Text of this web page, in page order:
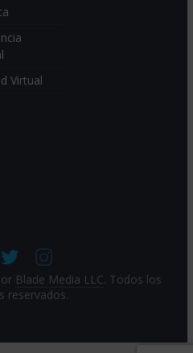
Virtual
Blade Media LLC. Todos los
reservados.